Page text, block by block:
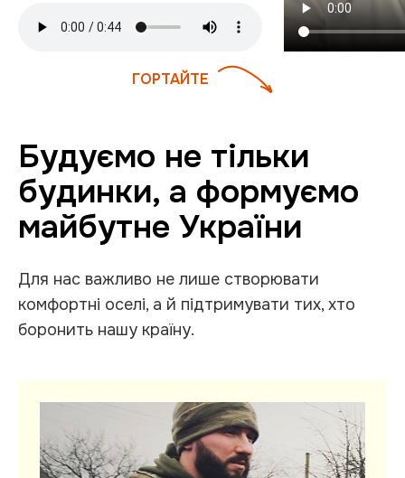
ГОРТАЙТЕ
Будуємо не тільки
будинки, а формуємо
майбутне України
Для нас важливо не лише створювати
комфортні оселі, а й підтримувати тих, хто
боронить нашу країну.